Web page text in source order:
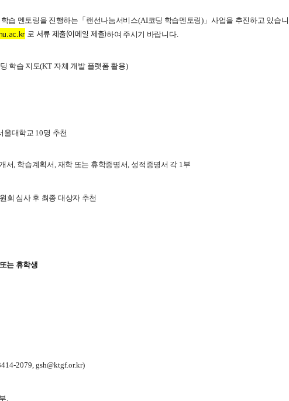
대학생활
습 멘토링을 진행하는 「 랜선나눔서비스(AI코딩 학습멘토링) 」사업을 추진하고 있습
로 서류 제출(이메일 제출)하여 주시기 바랍니다.
학습 지도(KT 자체 개발 플랫폼 활용)
울대학교 10명 추천
서, 학습계획서, 재학 또는 휴학증명서, 성적증명서 각 1부
회 심사 후 최종 대상자 추천
는 휴학생
2079, gsh@ktgf.or.kr)
부.